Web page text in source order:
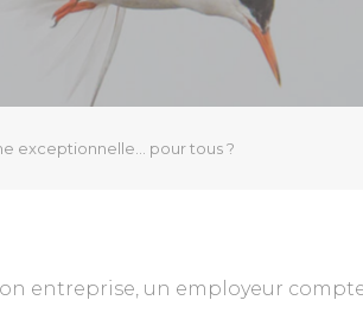
exceptionnelle… pour tous ?
entreprise, un employeur